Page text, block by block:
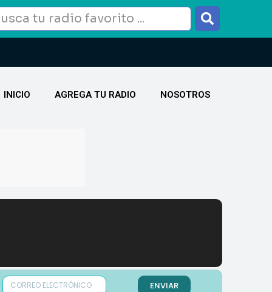
INICIO AGREGA TU RADIO NOSOTROS
ENVIAR